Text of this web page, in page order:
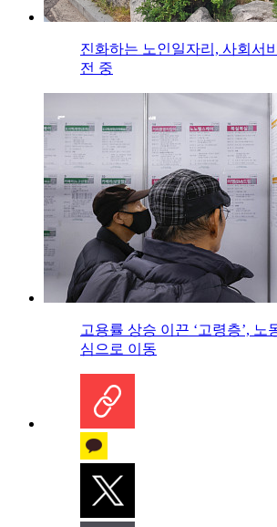
진화하는 노인일자리, 사회서
전 중
고용률 상승 이끈 ‘고령층’, 노
심으로 이동